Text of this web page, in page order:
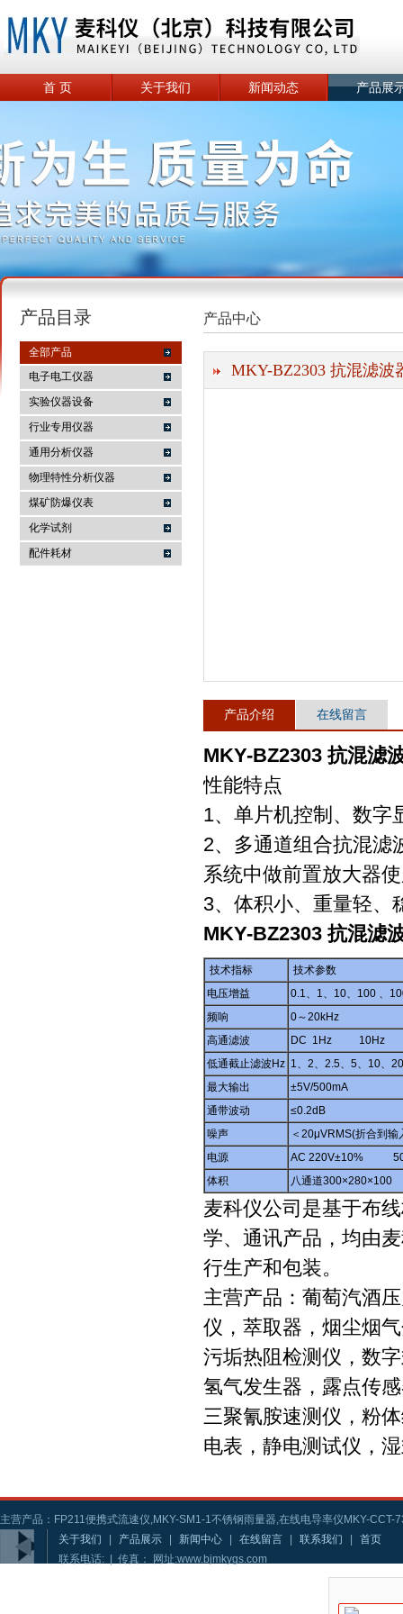
麦科仪（北京）科技有限公司
首 页 关于我们 新闻动态 产品展
产品目录
全部产品
电子电工仪器
实验仪器设备
行业专用仪器
通用分析仪器
物理特性分析仪器
煤矿防爆仪表
化学试剂
配件耗材
产品中心
MKY-BZ2303 抗混滤波
产品介绍 在线留言
MKY-BZ2303 抗混滤
性能特点
1、单片机控制、数字
2、多通道组合抗混滤
系统中做前置放大器
3、体积小、重量轻、
MKY-BZ2303 抗混滤
技术指标
技术参数
电压增益
0.1、1、10、100 、
频响
0～20kHz
高通滤波
DC 1Hz 10Hz
低通截止滤波Hz 1、2、2.5、5、10、
最大输出
±5V/500mA
通带波动
≤0.2dB
噪声
＜20μVRMS(折合到输
电源
AC 220V±10%
体积
八通道300×280×100
麦科仪公司是基于布
学、通讯产品，均由
行生产和包装。
主营产品：葡萄汽酒
仪，萃取器，烟尘烟
污垢热阻检测仪，数
氢气发生器，露点传
三聚氰胺速测仪，粉
电表，静电测试仪，
主营产品：FP211便携式流速仪,MKY-SM1-1不锈钢雨量器,在线电导率仪MKY-CCT-
关于我们
产品展示 新闻中心 在线留言 联系我们
首页
联系电话: | 传真： 网址:www.bjmkygs.com